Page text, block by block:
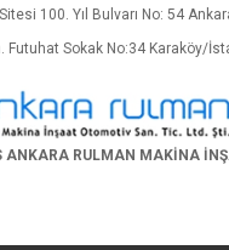
Sitesi 100. Yıl
Futuhat Sokak
ANKARA RULMAN MAKİNA